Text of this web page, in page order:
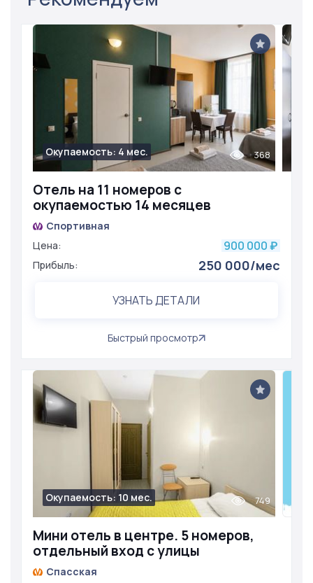
необходимым для комфортного проживания.
Отель на 11 номеров с
окупаемостью 14 месяцев
Окупаемость: 4 мес. 368
Спортивная
Цена:
900 000 ₽
Прибыль: 250 000/мес
УЗНАТЬ ДЕТАЛИ
Быстрый просмотр
Мини отель в центре. 5 номеров,
отдельный вход с улицы
Окупаемость: 10 мес. 749
Спасская